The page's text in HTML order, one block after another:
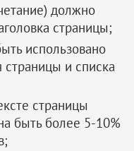
должно
страницы;
использовано
страницы и списка
страницы
быть более 5-10%